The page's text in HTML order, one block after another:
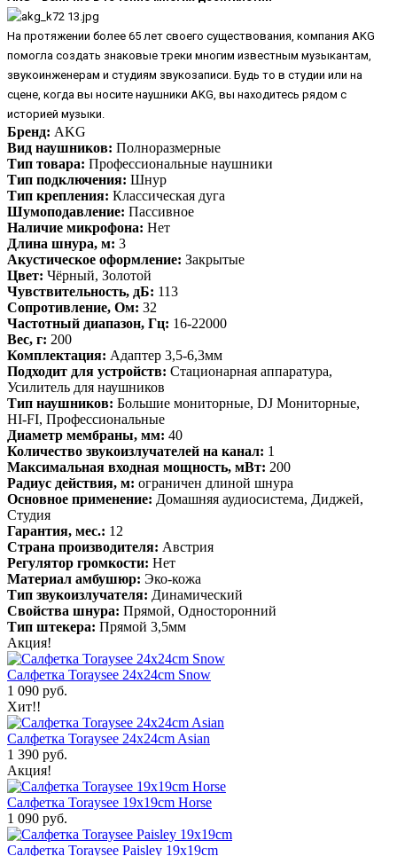
На протяжении более 65 лет своего существования, компания AKG
помогла создать знаковые треки многим известным музыкантам,
звукоинженерам и студиям звукозаписи. Будь то в студии или на
сцене, когда вы носите наушники AKG, вы находитесь рядом с
историей музыки.
Бренд: AKG
Вид наушников: Полноразмерные
Тип товара: Профессиональные наушники
Тип подключения: Шнур
Тип крепления: Классическая дуга
Шумоподавление: Пассивное
Наличие микрофона: Нет
Длина шнура, м: 3
Акустическое оформление: Закрытые
Цвет: Чёрный, Золотой
Чувствительность, дБ: 113
Сопротивление, Ом: 32
Частотный диапазон, Гц: 16-22000
Вес, г: 200
Комплектация: Адаптер 3,5-6,3мм
Подходит для устройств: Стационарная аппаратура,
Усилитель для наушников
Тип наушников: Большие мониторные, DJ Мониторные,
HI-FI, Профессиональные
Диаметр мембраны, мм: 40
Количество звукоизлучателей на канал: 1
Максимальная входная мощность, мВт: 200
Радиус действия, м: ограничен длиной шнура
Основное применение: Домашняя аудиосистема, Диджей,
Студия
Гарантия, мес.: 12
Страна производителя: Австрия
Регулятор громкости: Нет
Материал амбушюр: Эко-кожа
Тип звукоизлучателя: Динамический
Свойства шнура: Прямой, Односторонний
Тип штекера: Прямой 3,5мм
Акция!
Салфетка Toraysee 24x24cm Snow
1 090 руб.
Хит!!
Салфетка Toraysee 24x24cm Asian
1 390 руб.
Акция!
Салфетка Toraysee 19x19cm Horse
1 090 руб.
Салфетка Toraysee Paisley 19x19cm